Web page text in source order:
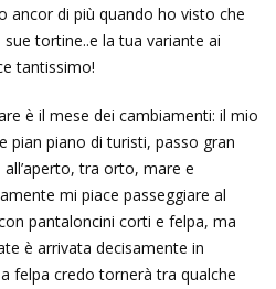
ancor di più quando ho visto che
tortine..e la tua variante ai
tantissimo!
è il mese dei cambiamenti: il mio
pian piano di turisti, passo gran
tra orto, mare e
mi piace passeggiare al
pantaloncini corti e felpa, ma
è arrivata decisamente in
felpa credo tornerà tra qualche